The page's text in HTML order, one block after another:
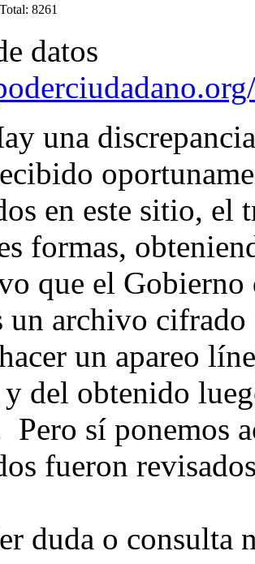
8261
datos
una
en este sitio, el
formas,
que el Gobierno
un archivo
un apareo
del obtenido
sí ponemos
fueron
duda o consulta